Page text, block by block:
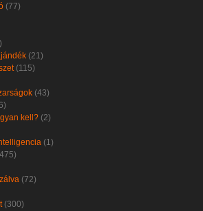
(77)
(21)
(115)
(43)
kell? (2)
(1)
(72)
(300)